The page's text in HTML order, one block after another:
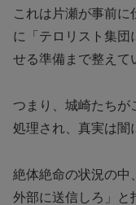
これは片瀬が事前に
に「テロリスト集団
せる準備まで整えて
つまり、城崎たちが
処理され、真実は闇
絶体絶命の状況の中
外部に送信しろ」と